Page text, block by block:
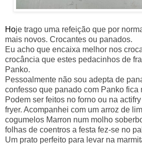
Hoje trago uma refeição que por
mais novos. Crocantes ou panados.
Eu acho que encaixa melhor nos
crocância que estes pedacinhos de
Panko.
Pessoalmente não sou adepta de
confesso que panado com Panko fica
Podem ser feitos no forno ou na
fryer. Acompanhei com um arroz de
cogumelos Marron num molho
folhas de coentros a festa fez-se no
Um prato perfeito para levar na